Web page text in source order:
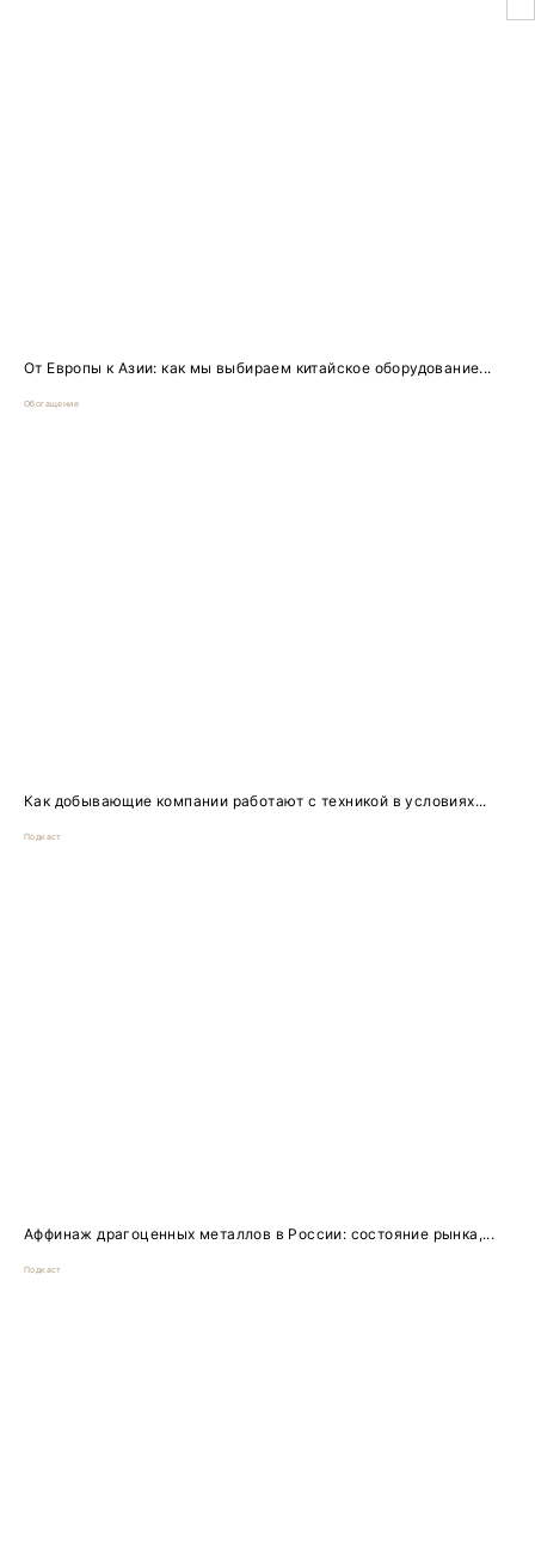
От Европы к Азии: как мы выбираем китайское оборудование...
Обогащение
Как добывающие компании работают с техникой в условиях...
Подкаст
Аффинаж драгоценных металлов в России: состояние рынка,...
Подкаст